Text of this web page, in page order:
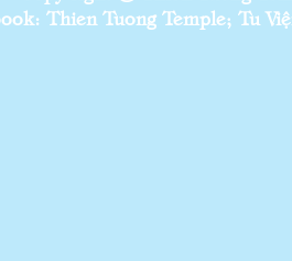
Tuong Temple; Tu